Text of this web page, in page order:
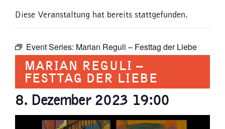
Diese Veranstaltung hat bereits stattgefunden.
Event Series: Marian Reguli – Festtag der Liebe
MARIAN REGULI –
FESTTAG DER LIEBE
8. Dezember 2023 19:00